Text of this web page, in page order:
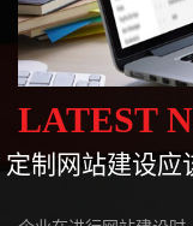
LATEST
定制网站建设应